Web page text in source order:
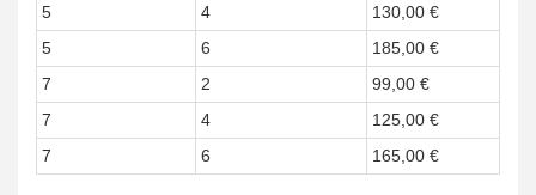
5
4
130,00 €
5
6
185,00 €
7
2
99,00 €
7
4
125,00 €
7
6 165,00 €